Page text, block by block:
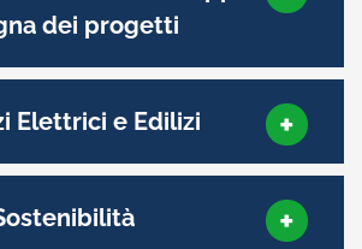
dei progetti
Elettrici e Edilizi